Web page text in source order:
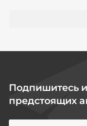
Подпишитесь
предстоящих